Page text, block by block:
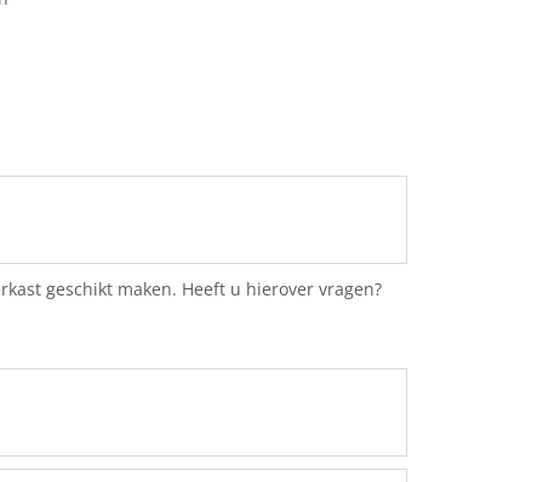
geschikt maken. Heeft u hierover vragen?